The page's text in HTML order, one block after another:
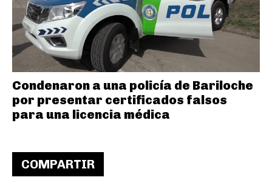
COMPARTIR
Condenaron a una policía de Bariloche
por presentar certificados falsos
para una licencia médica